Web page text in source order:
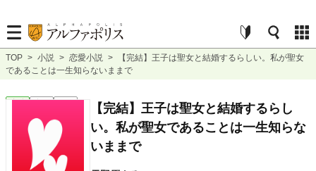
TOP > 小説 > 恋愛小説 >
【完結】王子は聖女と結婚するらしい。私が聖女
であることは一生知らないままで
恋愛 完結 短編
【完結】王子は聖女と結婚するらし
い。私が聖女であることは一生知らな
いままで